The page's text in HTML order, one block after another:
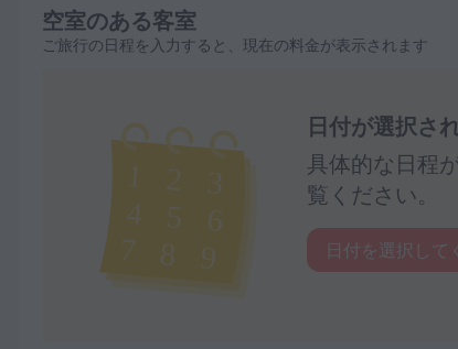
空室のある客室
ご旅行の日程を入力すると、現在の料金が表示されます
日付が選択さ
具体的な日程
覧ください。
日付を選択して